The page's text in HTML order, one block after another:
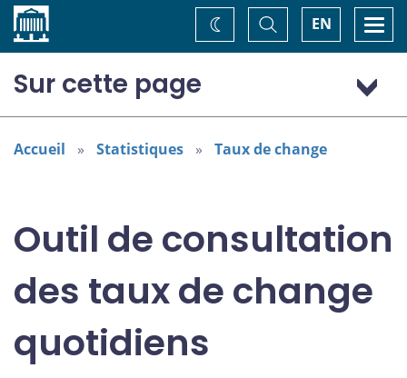
Accueil EN
Basculer
la
recherche
Changez
de
Sur cette page
Dollar (États-Unis) (USD)
Accueil Statistiques Taux de change
Outil de consultation
des taux de change
quotidiens